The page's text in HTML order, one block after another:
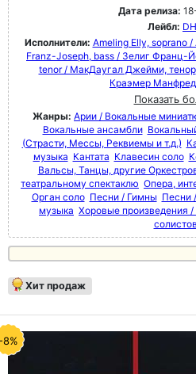
Дата релиза:
Лейбл:
Исполнители: Ameling Elly, soprano
Franz-Joseph, bass / Зелиг Франц-
tenor / МакДаугал Джейми, тенор
Краэмер
Показать
Жанры: Арии / Вокальные
Вокальные ансамбли
(Страсти, Мессы, Реквиемы и т.д.)
музыка Кантата Клавесин соло
Вальсы, Танцы, другие
театральному спектаклю Опера,
Орган соло Песни / Гимны Песни
музыка Хоровые произведения
солистов
Хит продаж
8%